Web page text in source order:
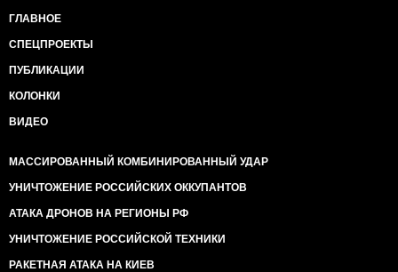
ГЛАВНОЕ
СПЕЦПРОЕКТЫ
ПУБЛИКАЦИИ
КОЛОНКИ
ВИДЕО
МАССИРОВАННЫЙ КОМБИНИРОВАННЫЙ УДАР
УНИЧТОЖЕНИЕ РОССИЙСКИХ ОККУПАНТОВ
АТАКА ДРОНОВ НА РЕГИОНЫ РФ
УНИЧТОЖЕНИЕ РОССИЙСКОЙ ТЕХНИКИ
РАКЕТНАЯ АТАКА НА КИЕВ